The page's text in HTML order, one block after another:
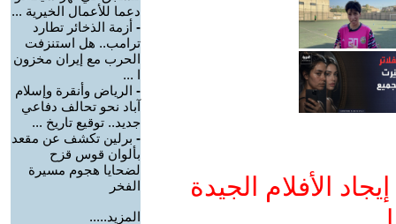
الأفلام الجيدة
دعما للأعمال الخيرية ...
- أزمة الذخائر تطارد
ترامب.. هل استنزفت
الحرب مع إيران مخزون
ا ...
- الرياض وأنقرة وإسلام
آباد نحو تحالف دفاعي
جديد.. توقيع تاريخ ...
- برلين تكشف عن مقعد
بألوان قوس قزح
لضحايا هجوم مسيرة
الفخر
المزيد.....